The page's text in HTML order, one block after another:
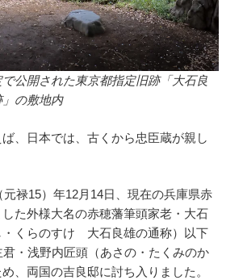
公開された東京都指定旧跡「大石良
の敷地内
、日本では、古くから忠臣蔵が親し
禄15）年12月14日、現在の兵庫県赤
た外様大名の赤穂藩筆頭家老・大石
・くらのすけ 大石良雄の通称）以下
・浅野内匠頭（あさの・たくみのか
、両国の吉良邸に討ち入りました。